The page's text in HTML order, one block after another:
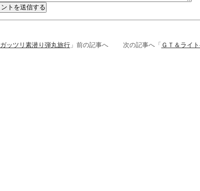
ガッツリ素潜り弾丸旅行 」前の記事へ 次の記事へ「 ＧＴ＆ライ